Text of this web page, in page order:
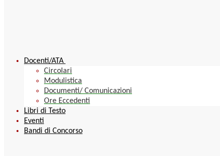
Docenti/ATA
Circolari
Modulistica
Documenti/ Comunicazioni
Ore Eccedenti
Libri di Testo
Eventi
Bandi di Concorso